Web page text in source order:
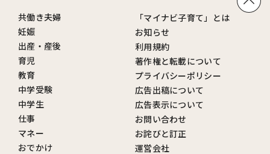
共働き夫婦
妊娠
出産・産後
育児
教育
中学受験
中学生
仕事
マネー
おでかけ
「マイナビ子育て」とは
お知らせ
利用規約
著作権と転載について
プライバシーポリシー
広告出稿について
広告表示について
お問い合わせ
お詫びと訂正
運営会社